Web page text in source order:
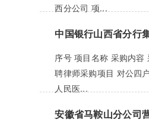
西分公司 项...
中国银行山西省分行
序号 项目名称 采购内容
聘律师采购项目 对公四
人民医...
安徽省马鞍山分公司